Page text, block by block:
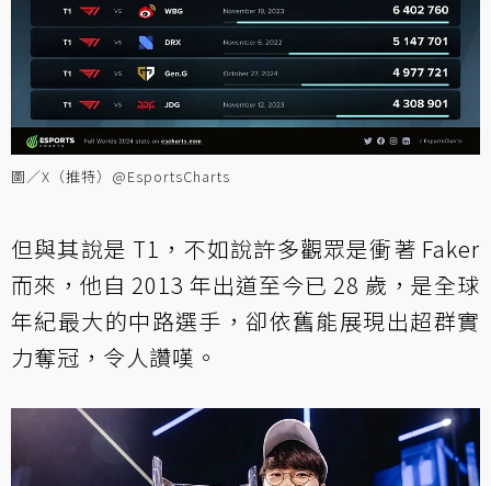
圖／X（推特）@EsportsCharts
但與其說是 T1，不如說許多觀眾是衝著 Faker
而來，他自 2013 年出道至今已 28 歲，是全球
年紀最大的中路選手，卻依舊能展現出超群實
力奪冠，令人讚嘆。